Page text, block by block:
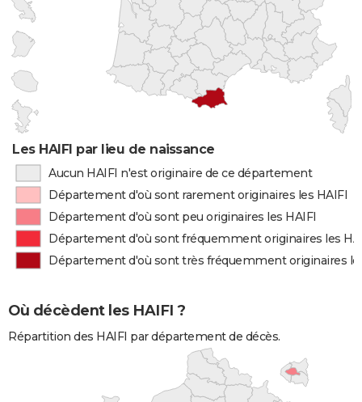
Les HAIFI par lieu de naissance
Aucun HAIFI n'est originaire de ce département
Département d'où sont rarement originaires les HAIFI
Département d'où sont peu originaires les HAIFI
Département d'où sont fréquemment originaires les
Département d'où sont très fréquemment originaires
Où décèdent les HAIFI ?
Répartition des HAIFI par département de décès.